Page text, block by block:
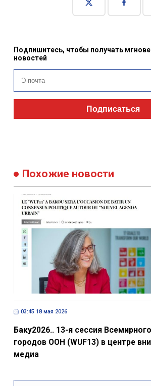
новостей
Подписаться
Похожие новости
городов ООН (WUF13) в центре
медиа